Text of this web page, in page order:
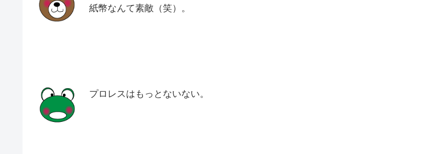
紙幣なんて素敵（笑）。
プロレスはもっとないない。